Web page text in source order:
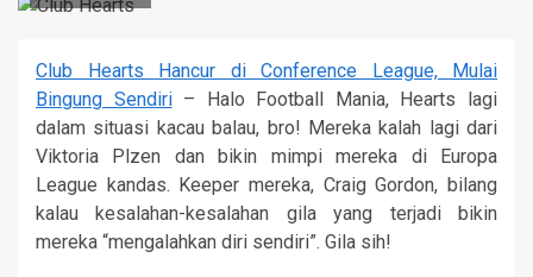
Club Hearts Hancur di Conference League, Mulai
Bingung Sendiri– Halo Football Mania, Hearts lagi
dalam situasi kacau balau, bro! Mereka kalah lagi dari
Viktoria Plzen dan bikin mimpi mereka di Europa
League kandas. Keeper mereka, Craig Gordon, bilang
kalau kesalahan-kesalahan gila yang terjadi bikin
mereka “mengalahkan diri sendiri”. Gila sih!